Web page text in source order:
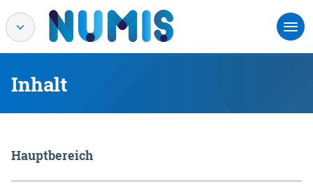
Inhalt
Hauptbereich